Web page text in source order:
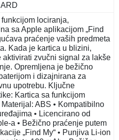
funkcijom lociranja,
sa Apple aplikacijom „Find
praćenje vaših predmeta
Kada je kartica u blizini,
aktivirati zvučni signal za lakše
Opremljena je bežično
i dizajnirana za
upotrebu. Ključne
Kartica sa funkcijom
Materijal: ABS • Kompatibilno
• Licencirano od
a • Bežično praćenje putem
„Find My“ • Punjiva Li-ion